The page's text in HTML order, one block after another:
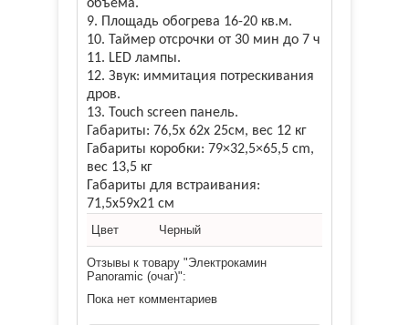
объема.
9. Площадь обогрева 16-20 кв.м.
10. Таймер отсрочки от 30 мин до 7 ч
11. LED лампы.
12. Звук: иммитация потрескивания
дров.
13. Touch screen панель.
Габариты: 76,5х 62х 25см, вес 12 кг
Габариты коробки: 79×32,5×65,5 сm,
вес 13,5 кг
Габариты для встраивания:
71,5х59х21 см
Цвет Черный
Отзывы к товару "Электрокамин
Panoramic (очаг)":
Пока нет комментариев